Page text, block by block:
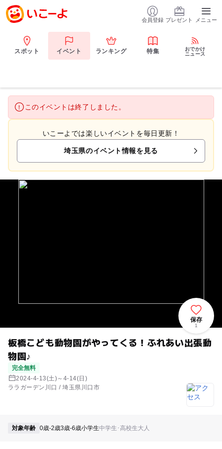
会員登録 プレゼント メニュー
スポット イベント ランキング 特集
おでかけ
ニュース
このイベントは終了しました。
いこーよでは楽しいイベントを毎日更新！
埼玉県のイベント情報を見る
板橋こども動物園がやってくる！ふれあい出張動
物園♪
完全無料
2024-4-13(土)～4-14(日)
ララガーデン川口 / 埼玉県川口市
保存
1
対象年齢 0歳-2歳3歳-6歳小学生中学生･高校生大人